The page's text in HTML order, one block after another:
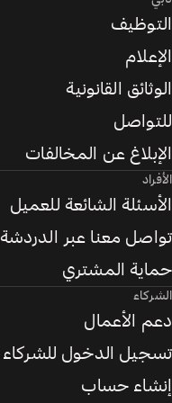
التوظيف
الإعلام
الوثائق القانونية
للتواصل
الإبلاغ عن المخالفات
الأفراد
الأسئلة الشائعة للعميل
تواصل معنا عبر الدردشة
حماية المشتري
الشركاء
دعم الأعمال
تسجيل الدخول للشركاء
إنشاء حساب